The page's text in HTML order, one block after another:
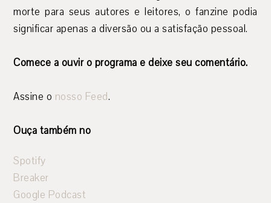
morte para seus autores e leitores, o fanzine podia
significar apenas a diversão ou a satisfação pessoal.
Comece a ouvir o programa e deixe seu comentário.
Assine o nosso Feed.
Ouça também no
Spotify
Breaker
Google Podcast